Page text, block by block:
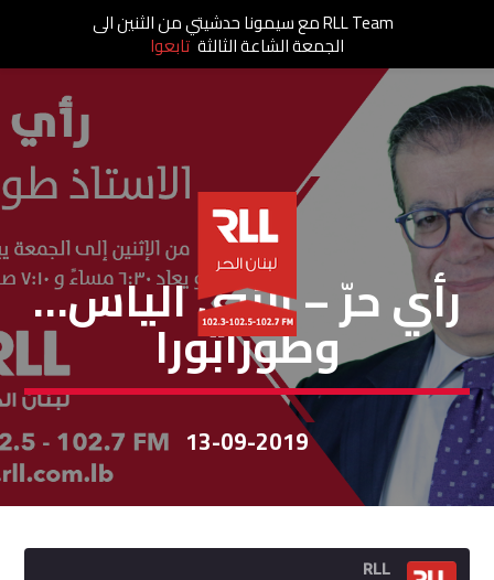
رأي حر
رأي حرّ – النبي الياس…
وطورابورا
13-09-2019
RLL
RLL Team مع سيمونا حدشيتي من الثنين الى
الجمعة الشاعة الثالثة تابعوا